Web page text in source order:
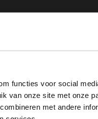
functies voor social
van onze site met onze
met andere
×
you like to